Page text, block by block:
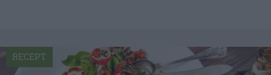
RECEPT